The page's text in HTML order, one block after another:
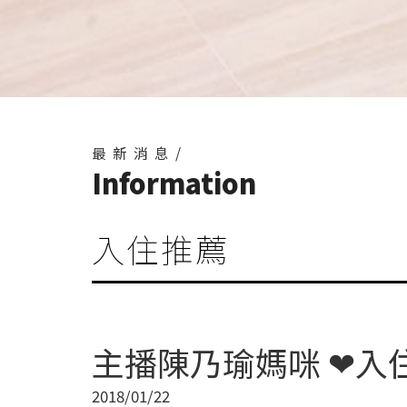
最新消息/
Information
入住推薦
主播陳乃瑜媽咪 ❤入
2018/01/22